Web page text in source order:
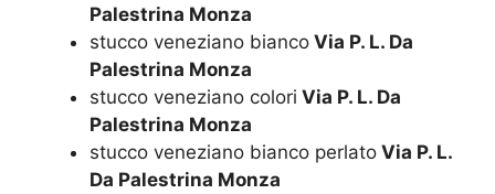
Palestrina Monza
stucco veneziano bianco Via P. L. Da
Palestrina Monza
stucco veneziano colori Via P. L. Da
Palestrina Monza
stucco veneziano bianco perlato Via P. L.
Da Palestrina Monza